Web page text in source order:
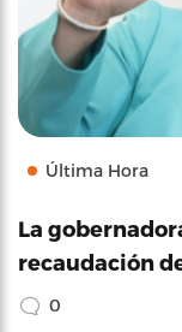
Última Hora
La
recaudación
0